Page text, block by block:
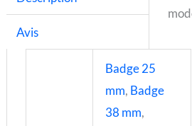
Avis
Badge 25
mm, Badge
38 mm,